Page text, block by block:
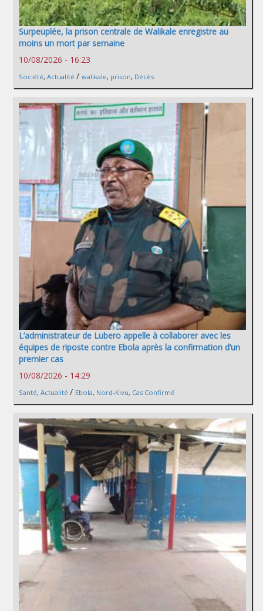
Surpeuplée, la prison centrale de Walikale enregistre au
moins un mort par semaine
10/08/2026 - 16:23
Société, Actualité / walikale, prison, Décès
L’administrateur de Lubero appelle à collaborer avec les
équipes de riposte contre Ebola après la confirmation d’un
premier cas
10/08/2026 - 14:29
Santé, Actualité / Ebola, Nord-Kivu, Cas Confirmé